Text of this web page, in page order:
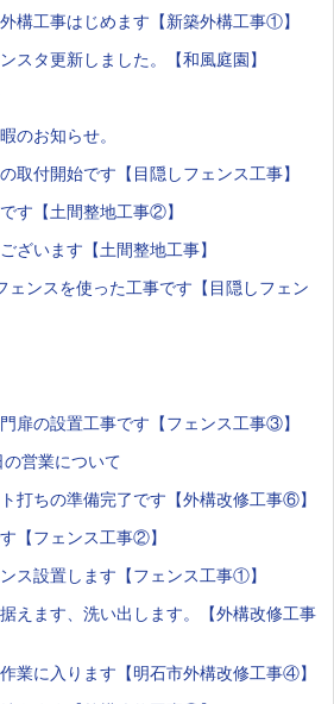
構工事はじめます【新築外構工事①】
スタ更新しました。【和風庭園】
のお知らせ。
取付開始です【目隠しフェンス工事】
す【土間整地工事②】
ざいます【土間整地工事】
ェンスを使った工事です【目隠しフェン
扉の設置工事です【フェンス工事③】
営業について
打ちの準備完了です【外構改修工事⑥】
【フェンス工事②】
ス設置します【フェンス工事①】
えます、洗い出します。【外構改修工事
業に入ります【明石市外構改修工事④】